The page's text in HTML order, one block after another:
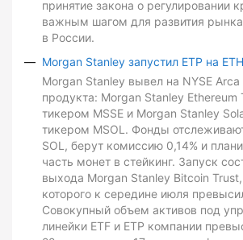
принятие закона о регулировании
важным шагом для развития рынка
в России.
Morgan Stanley запустил ETP на
Morgan Stanley вывел на NYSE
продукта: Morgan Stanley Ethereum
тикером MSSE и Morgan Stanley
тикером MSOL. Фонды
SOL, берут комиссию 0,14% и
часть монет в стейкинг. Запуск
выхода Morgan Stanley Bitcoin
которого к середине июля
Совокупный объем активов под
линейки ETF и ETP компании